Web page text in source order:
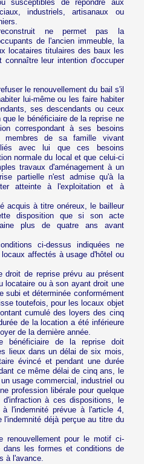
susceptibles de répondre aux
industriels, artisanaux ou
ne permet pas la
de l'ancien immeuble, la
locataires titulaires des baux les
leur intention d'occuper
le renouvellement du bail s'il
lui-même ou les faire habiter
ses descendants ou ceux
le bénéficiaire de la reprise ne
correspondant à ses besoins
de sa famille vivant
avec lui
que ces besoins
normale du local et que celui-ci
travaux d'aménagement à un
partielle n'est admise qu'à la
atteinte à l'exploitation et à
acquis à titre onéreux, le bailleur
disposition que si son acte
plus de quatre ans avant
ci-dessus indiquées ne
affectés à usage d'hôtel ou
droit de reprise prévu au présent
locataire ou à son ayant droit une
subi et déterminée conformément
toutefois, pour les locaux objet
cumulé des loyers des cinq
de la location a été inférieure
de la dernière année.
bénéficiaire de la reprise doit
lieux dans un délai de six mois,
évincé et pendant une durée
ce même délai de cinq ans, le
usage commercial, industriel ou
profession libérale pour quelque
à ces dispositions, le
à l'indemnité prévue à l'article 4,
déjà perçue au titre du
renouvellement pour le motif ci-
dans les formes et conditions de
à l'avance.